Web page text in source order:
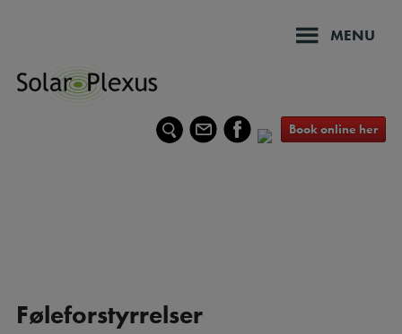
Book online her
MENU
Føleforstyrrelser